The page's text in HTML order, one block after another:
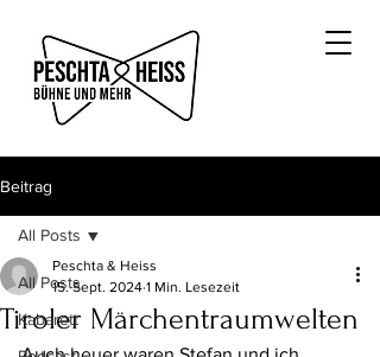
Beitrag
All Posts
Kabarett
All Posts
Tiroler Märchentraumwelten
Peschta & Heiss
15. Sept. 2024 1 Min. Lesezeit